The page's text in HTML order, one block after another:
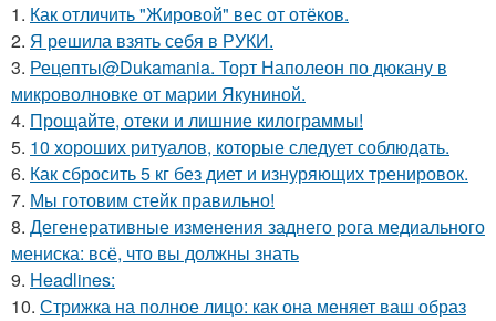
1. Как отличить "Жировой" вес от отёков.
2. Я решила взять себя в РУКИ.
3. Рецепты@Dukamania. Торт Наполеон по дюкану в
микроволновке от марии Якуниной.
4. Прощайте, отеки и лишние килограммы!
5. 10 хороших ритуалов, которые следует соблюдать.
6. Как сбросить 5 кг без диет и изнуряющих тренировок.
7. Мы готовим стейк правильно!
8. Дегенеративные изменения заднего рога медиального
мениска: всё, что вы должны знать
9. Headlines:
10. Стрижка на полное лицо: как она меняет ваш образ